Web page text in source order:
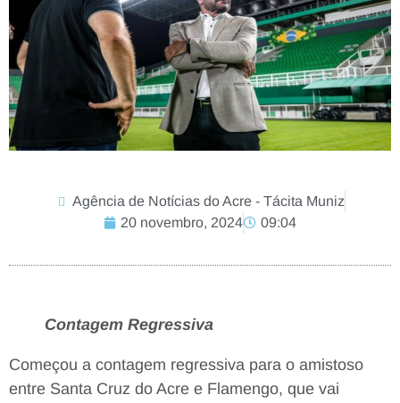
Agência de Notícias do Acre - Tácita Muniz
20 novembro, 2024
09:04
Contagem Regressiva
Começou a contagem regressiva para o amistoso
entre Santa Cruz do Acre e Flamengo, que vai